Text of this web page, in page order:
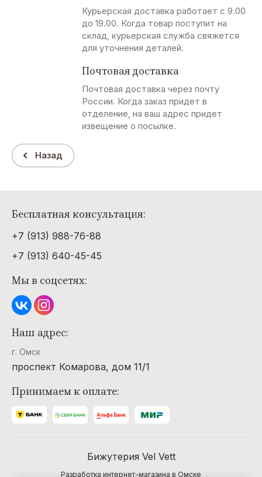
Курьерская доставка работает с 9.00
до 19.00. Когда товар поступит на
склад, курьерская служба свяжется
для уточнения деталей.
Почтовая доставка
Почтовая доставка через почту
России. Когда заказ придет в
отделение, на ваш адрес придет
извещение о посылке.
Назад
Бесплатная консультация:
+7 (913) 988-76-88
+7 (913) 640-45-45
Мы в соцсетях:
Наш адрес:
г. Омск
проспект Комарова, дом 11/1
Принимаем к оплате:
Бижутерия Vel Vett
Разработка интернет-магазина в Омске